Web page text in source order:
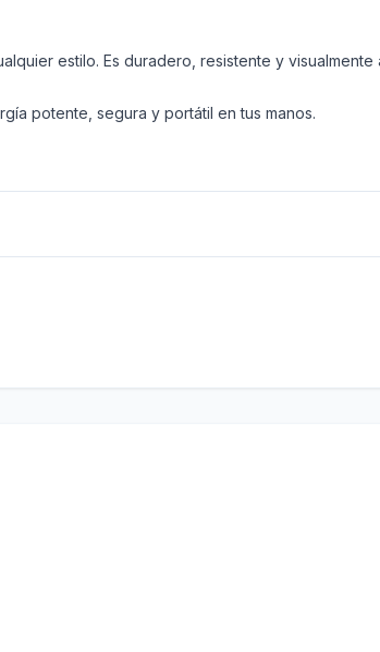
estilo. Es duradero, resistente y
potente, segura y portátil en tus manos.